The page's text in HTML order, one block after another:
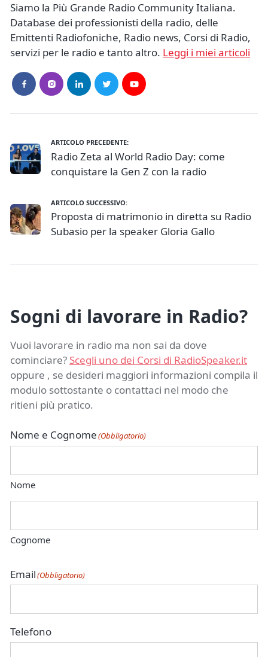
Siamo la Più Grande Radio Community Italiana.
Database dei professionisti della radio, delle
Emittenti Radiofoniche, Radio news, Corsi di Radio,
servizi per le radio e tanto altro. Leggi i miei articoli
ARTICOLO PRECEDENTE:
Radio Zeta al World Radio Day: come
conquistare la Gen Z con la radio
ARTICOLO SUCCESSIVO:
Proposta di matrimonio in diretta su Radio
Subasio per la speaker Gloria Gallo
Sogni di lavorare in Radio?
Vuoi lavorare in radio ma non sai da dove
cominciare? Scegli uno dei Corsi di RadioSpeaker.it
oppure , se desideri maggiori informazioni compila il
modulo sottostante o contattaci nel modo che
ritieni più pratico.
Nome e Cognome(Obbligatorio)
Nome
Cognome
Email(Obbligatorio)
Telefono